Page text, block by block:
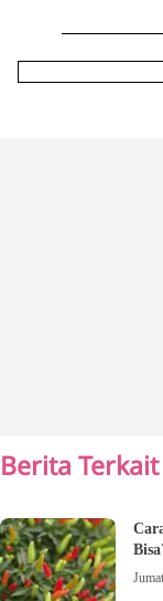
Berita Terkait